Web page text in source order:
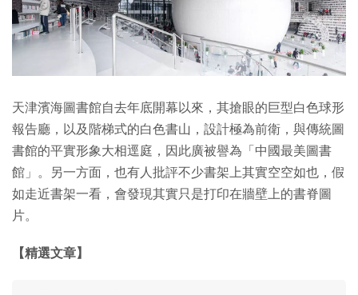
天津濱海圖書館自去年底開幕以來，其搶眼的巨型白色球形
報告廳，以及階梯式的白色書山，設計極為前衛，與傳統圖
書館的平實形象大相逕庭，因此廣被譽為「中國最美圖書
館」。另一方面，也有人批評不少書架上其實空空如也，假
如走近書架一看，會發現其實只是打印在牆壁上的書脊圖
片。
【精選文章】